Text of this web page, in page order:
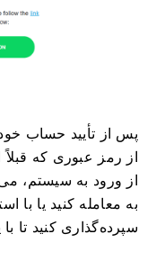
پس از تأیید حساب خود
از رمز عبوری که قبلاً
از ورود به سیستم،
به معامله کنید یا با
سپرده‌گذاری کنید تا